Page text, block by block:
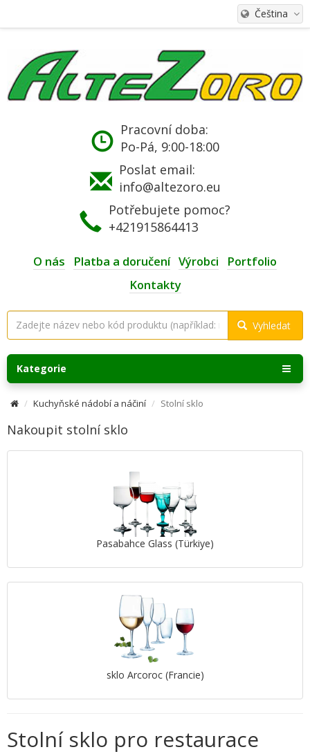
Čeština
Pracovní doba:
Po-Pá, 9:00-18:00
Poslat email:
info@altezoro.eu
Potřebujete pomoc?
+421915864413
O nás Platba a doručení Výrobci
Portfolio
Kontakty
Vyhledat
Kategorie
Kuchyňské nádobí a náčiní Stolní sklo
Nakoupit stolní sklo
Pasabahce Glass (Türkiye)
sklo Arcoroc (Francie)
Stolní sklo pro restaurace